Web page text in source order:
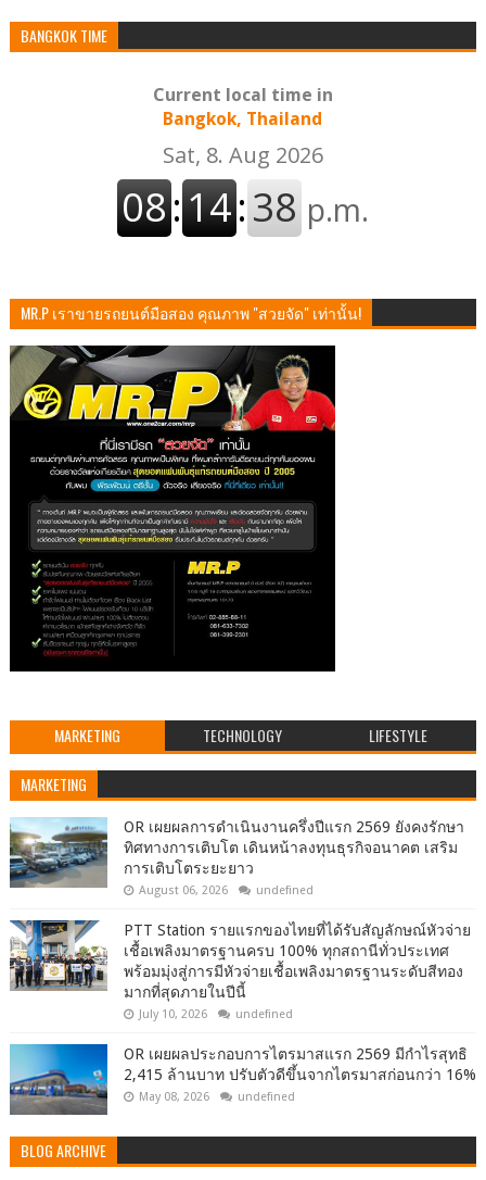
BANGKOK TIME
Current local time in
Bangkok, Thailand
MR.P เราขายรถยนต์มือสอง คุณภาพ "สวยจัด" เท่านั้น!
MARKETING TECHNOLOGY LIFESTYLE
MARKETING
OR เผยผลการดำเนินงานครึ่งปีแรก 2569 ยังคงรักษา
ทิศทางการเติบโต เดินหน้าลงทุนธุรกิจอนาคต เสริม
การเติบโตระยะยาว
August 06, 2026 undefined
PTT Station รายแรกของไทยที่ได้รับสัญลักษณ์หัวจ่าย
เชื้อเพลิงมาตรฐานครบ 100% ทุกสถานีทั่วประเทศ
พร้อมมุ่งสู่การมีหัวจ่ายเชื้อเพลิงมาตรฐานระดับสีทอง
มากที่สุดภายในปีนี้
July 10, 2026 undefined
OR เผยผลประกอบการไตรมาสแรก 2569 มีกำไรสุทธิ
2,415 ล้านบาท ปรับตัวดีขึ้นจากไตรมาสก่อนกว่า 16%
May 08, 2026 undefined
BLOG ARCHIVE